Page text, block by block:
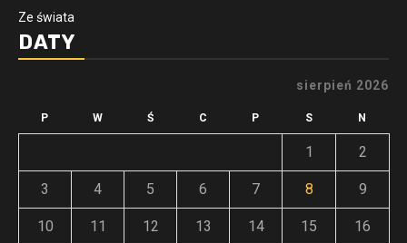
Ze świata
DATY
sierpień 2026
P W Ś C P S N
1 2
3 4 5 6 7 8 9
10 11 12 13 14 15 16